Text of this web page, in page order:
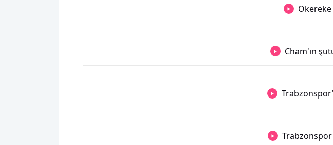
Cham'ın